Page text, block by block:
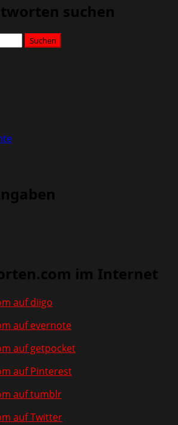
suchen
im Internet
auf diigo
auf evernote
auf getpocket
auf Pinterest
auf tumblr
auf Twitter